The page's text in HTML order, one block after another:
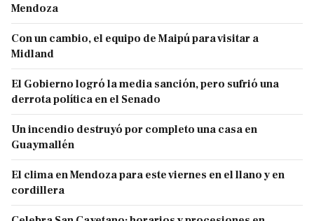
Mendoza
Con un cambio, el equipo de Maipú para visitar a
Midland
El Gobierno logró la media sanción, pero sufrió una
derrota política en el Senado
Un incendio destruyó por completo una casa en
Guaymallén
El clima en Mendoza para este viernes en el llano y en
cordillera